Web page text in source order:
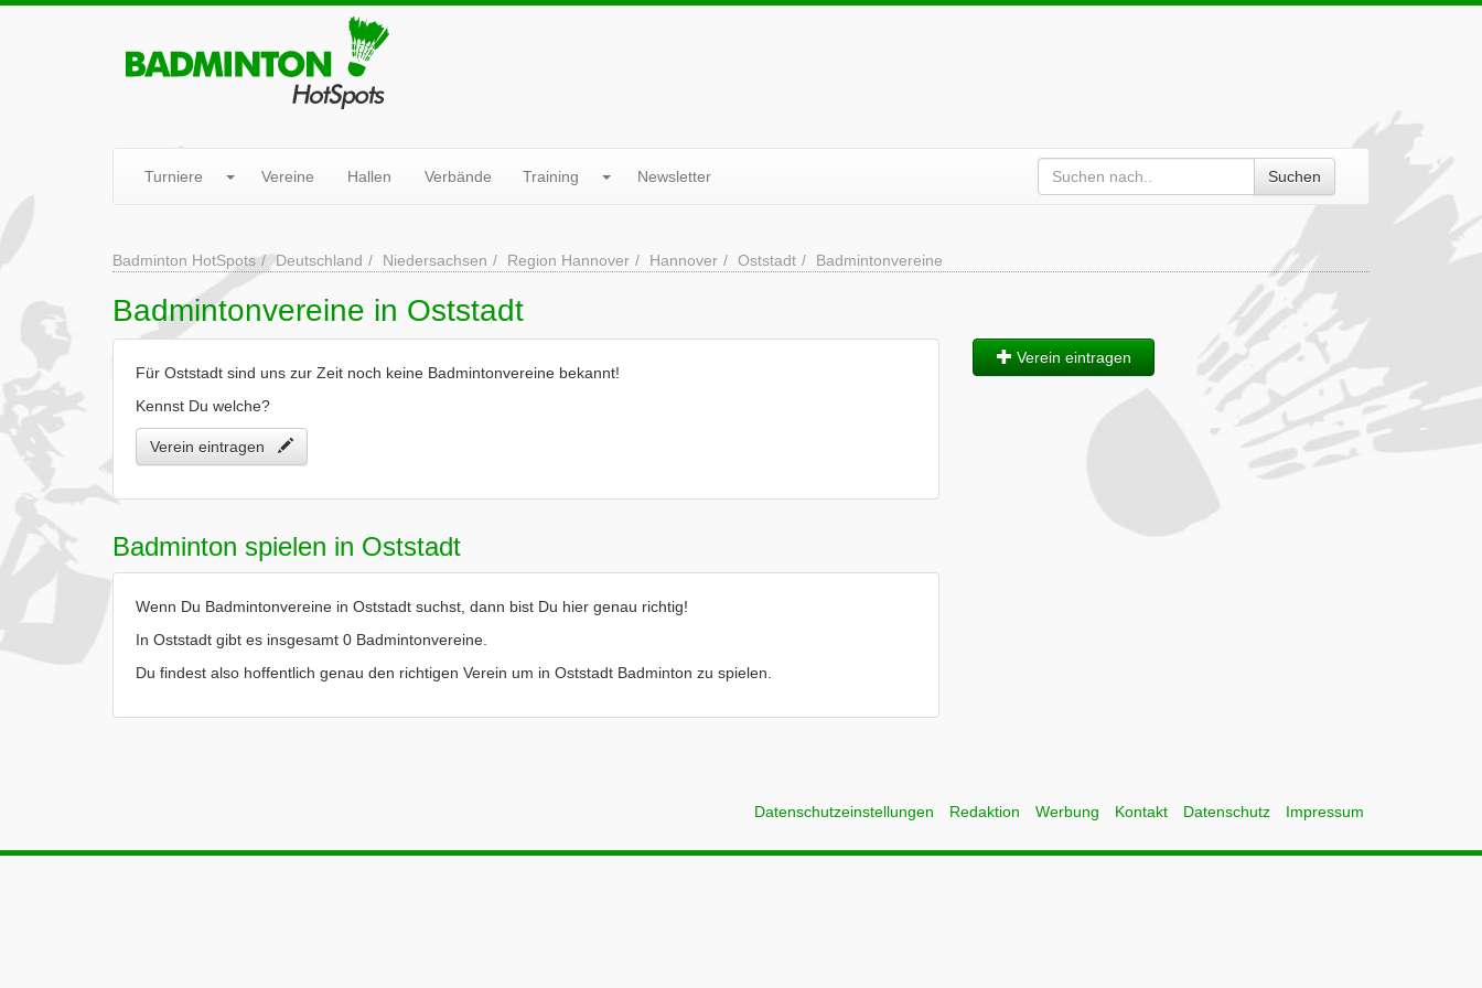
Turniere Vereine Hallen Verbände Training Newsletter Suchen
Badminton HotSpots Deutschland Niedersachsen Region Hannover Hannover Oststadt Badmintonvereine
Badmintonvereine in Oststadt
Für Oststadt sind uns zur Zeit noch keine Badmintonvereine bekannt!
Kennst Du welche?
Verein eintragen
Badminton spielen in Oststadt
Wenn Du Badmintonvereine in Oststadt suchst, dann bist Du hier genau richtig!
In Oststadt gibt es insgesamt 0 Badmintonvereine.
Du findest also hoffentlich genau den richtigen Verein um in Oststadt Badminton zu spielen.
Verein eintragen
Datenschutzeinstellungen Redaktion Werbung Kontakt Datenschutz Impressum